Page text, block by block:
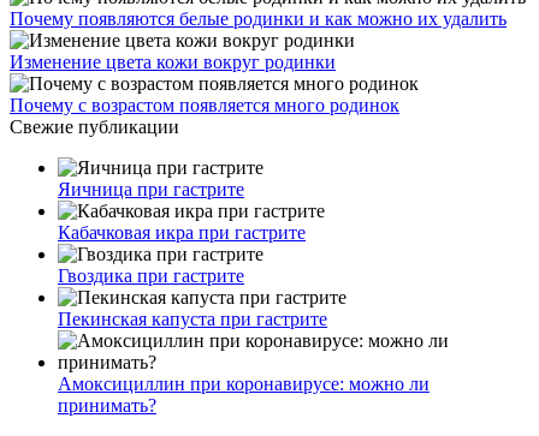
Почему появляются белые родинки и как можно их удалить
Изменение цвета кожи вокруг родинки
Почему с возрастом появляется много родинок
Свежие публикации
Яичница при гастрите
Кабачковая икра при гастрите
Гвоздика при гастрите
Пекинская капуста при гастрите
Амоксициллин при коронавирусе: можно ли
принимать?